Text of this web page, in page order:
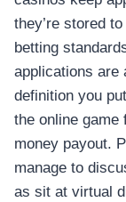
they’re stored
betting
applications are
definition you
the online game
money payout.
manage to
as sit at virtual